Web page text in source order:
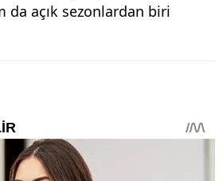
da açık sezonlardan biri